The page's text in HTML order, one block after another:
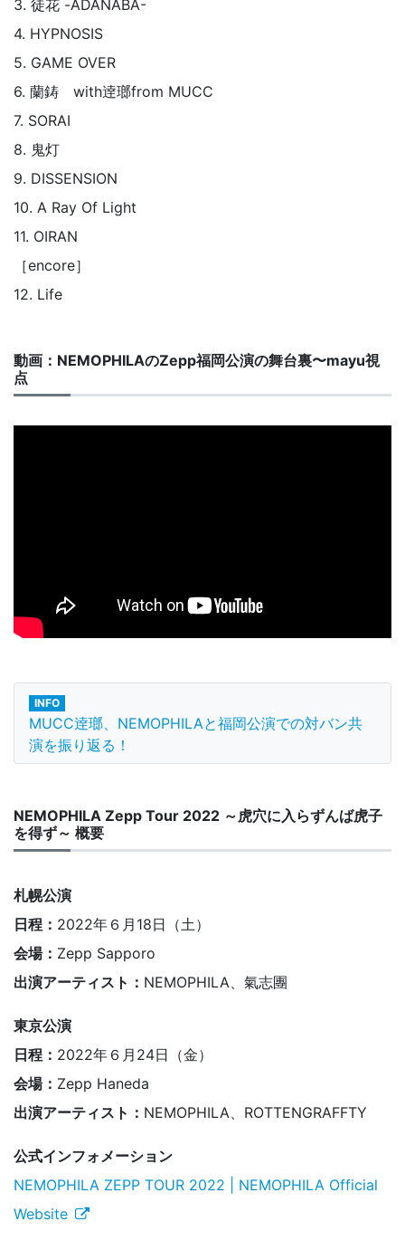
3. 徒花 -ADANABA-
4. HYPNOSIS
5. GAME OVER
6. 蘭鋳 with逹瑯from MUCC
7. SORAI
8. 鬼灯
9. DISSENSION
10. A Ray Of Light
11. OIRAN
［encore］
12. Life
動画：NEMOPHILAのZepp福岡公演の舞台裏〜mayu視
点
INFO
MUCC逹瑯、NEMOPHILAと福岡公演での対バン共
演を振り返る！
NEMOPHILA Zepp Tour 2022 ～虎穴に入らずんば虎子
を得ず～ 概要
札幌公演
日程： 2022年６月18日（土）
会場： Zepp Sapporo
出演アーティスト： NEMOPHILA、氣志團
東京公演
日程： 2022年６月24日（金）
会場： Zepp Haneda
出演アーティスト： NEMOPHILA、ROTTENGRAFFTY
公式インフォメーション
NEMOPHILA ZEPP TOUR 2022 | NEMOPHILA Official
Website